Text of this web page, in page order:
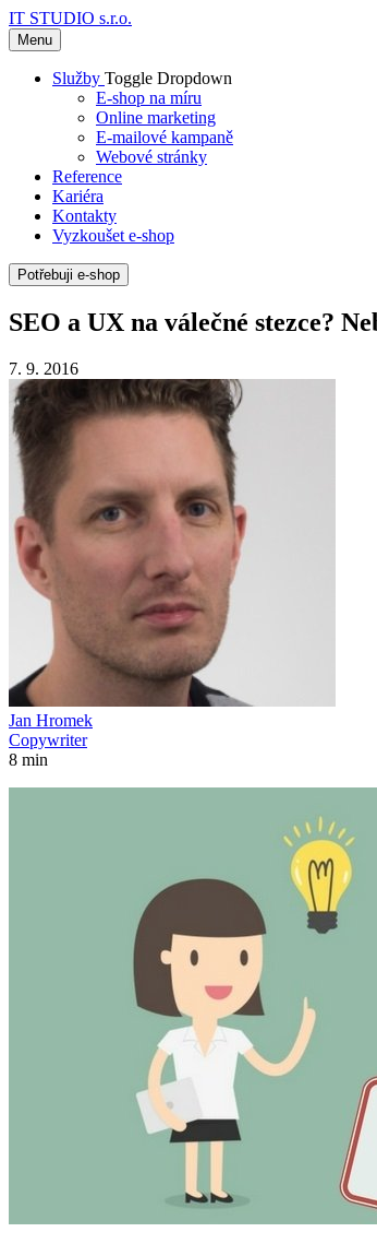
IT STUDIO s.r.o.
Menu
Služby Toggle Dropdown
E-shop na míru
Online marketing
E-mailové kampaně
Webové stránky
Reference
Kariéra
Kontakty
Vyzkoušet e-shop
Potřebuji e-shop
SEO a UX na válečné stezce?
7. 9. 2016
Jan Hromek
Copywriter
8 min